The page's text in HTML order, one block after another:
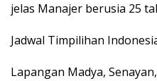
jelas Manajer berusia 25
Jadwal Timpilihan
Lapangan Madya,